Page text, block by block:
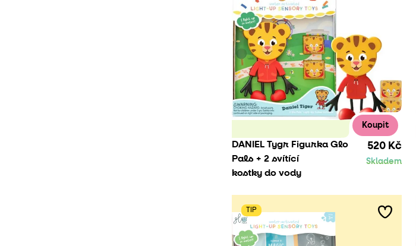
Koupit
DANIEL Tygr Figurka Glo
Pals + 2 svítící
kostky do vody
520 Kč
Skladem
TIP